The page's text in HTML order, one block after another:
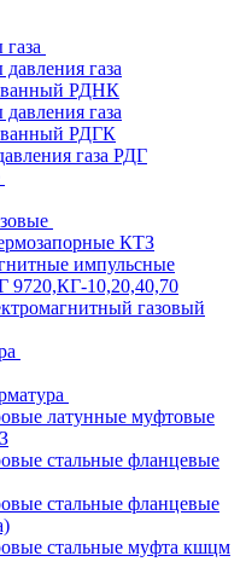
газа
РДНК
газа
РДГК
газа РДГ
КТЗ
импульсные
9720,КГ-10,20,40,70
газовый
латунные муфтовые
стальные фланцевые
стальные фланцевые
стальные муфта кшцм